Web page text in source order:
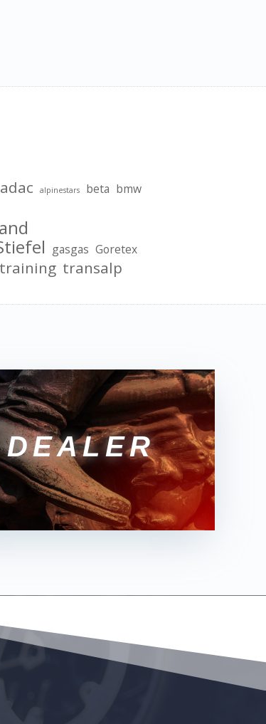
adac alpinestars beta bmw
gasgas Goretex
training transalp
DEALER